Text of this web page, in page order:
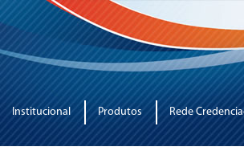
Institucional Produtos Rede